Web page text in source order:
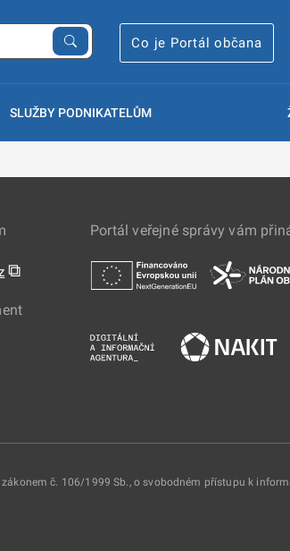
Co je Portál občana
SLUŽBY PODNIKATELŮM
⧉
Portál veřejné správy vám
č. 106/1999 Sb., o svobodném přístupu k